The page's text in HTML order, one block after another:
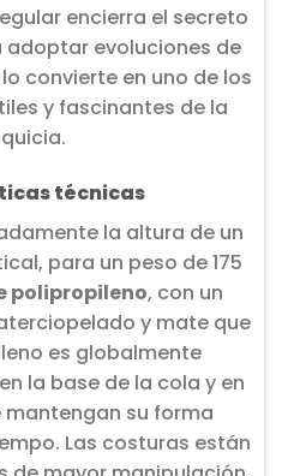
encierra el secreto
evoluciones de
convierte en uno de los
y fascinantes de la
técnicas
la altura de un
para un peso de 175
polipropileno, con un
y mate que
es globalmente
la base de la cola y en
su forma
Las costuras están